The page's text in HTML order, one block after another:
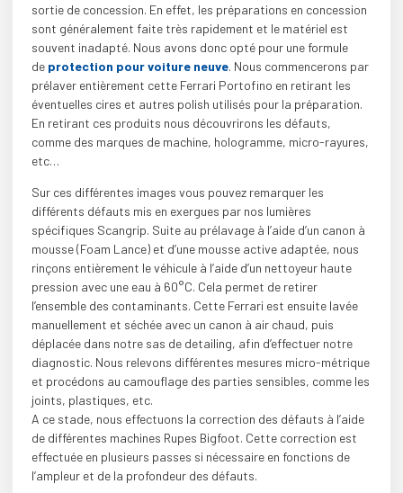
sortie de concession. En effet, les préparations en concession
sont généralement faite très rapidement et le matériel est
souvent inadapté. Nous avons donc opté pour une formule
de protection pour voiture neuve. Nous commencerons par
prélaver entièrement cette Ferrari Portofino en retirant les
éventuelles cires et autres polish utilisés pour la préparation.
En retirant ces produits nous découvrirons les défauts,
comme des marques de machine, hologramme, micro-rayures,
etc…
Sur ces différentes images vous pouvez remarquer les
différents défauts mis en exergues par nos lumières
spécifiques Scangrip. Suite au prélavage à l’aide d’un canon à
mousse (Foam Lance) et d’une mousse active adaptée, nous
rinçons entièrement le véhicule à l’aide d’un nettoyeur haute
pression avec une eau à 60°C. Cela permet de retirer
l’ensemble des contaminants. Cette Ferrari est ensuite lavée
manuellement et séchée avec un canon à air chaud, puis
déplacée dans notre sas de detailing, afin d’effectuer notre
diagnostic. Nous relevons différentes mesures micro-métrique
et procédons au camouflage des parties sensibles, comme les
joints, plastiques, etc.
A ce stade, nous effectuons la correction des défauts à l’aide
de différentes machines Rupes Bigfoot. Cette correction est
effectuée en plusieurs passes si nécessaire en fonctions de
l’ampleur et de la profondeur des défauts.